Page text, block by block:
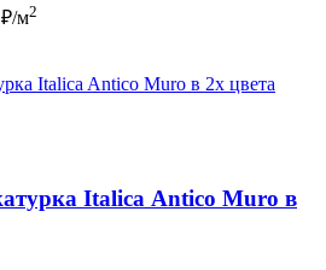
₽/м2
Italica Antico Muro в